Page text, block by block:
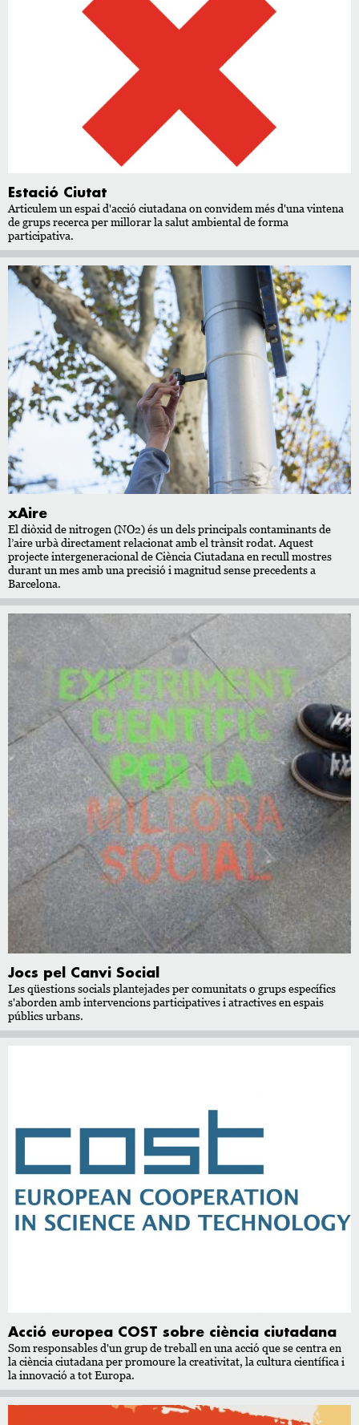
Estació Ciutat
Articulem un espai d'acció ciutadana on convidem més d'una vintena
de grups recerca per millorar la salut ambiental de forma
participativa.
xAire
El diòxid de nitrogen (NO2) és un dels principals contaminants de
l’aire urbà directament relacionat amb el trànsit rodat. Aquest
projecte intergeneracional de Ciència Ciutadana en recull mostres
durant un mes amb una precisió i magnitud sense precedents a
Barcelona.
Jocs pel Canvi Social
Les qüestions socials plantejades per comunitats o grups específics
s'aborden amb intervencions participatives i atractives en espais
públics urbans.
Acció europea COST sobre ciència ciutadana
Som responsables d'un grup de treball en una acció que se centra en
la ciència ciutadana per promoure la creativitat, la cultura científica i
la innovació a tot Europa.